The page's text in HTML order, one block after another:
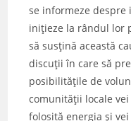
se informeze
inițieze la rândul lor
să susțină această
discuții în care să
posibilitățile de
comunității locale
folosită energia și